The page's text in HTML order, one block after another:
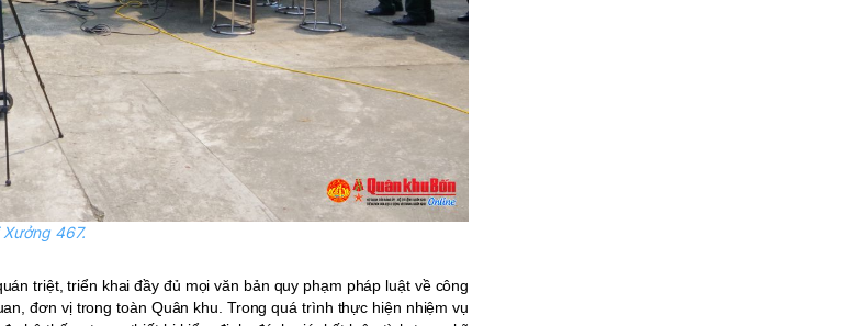
467.
triệt, triển khai đầy đủ mọi văn bản quy phạm pháp luật về công
đơn vị trong toàn Quân khu. Trong quá trình thực hiện nhiệm vụ